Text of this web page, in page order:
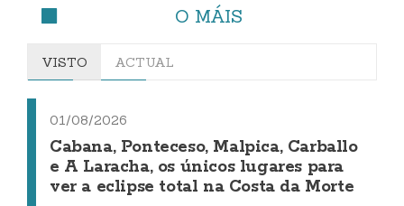
O MÁIS
VISTO ACTUAL
01/08/2026
Cabana, Ponteceso, Malpica, Carballo
e A Laracha, os únicos lugares para
ver a eclipse total na Costa da Morte